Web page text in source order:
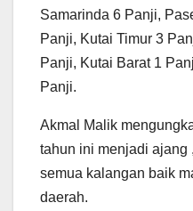
Samarinda 6 Panji,
Panji, Kutai Timur 3
Panji, Kutai Barat 1
Panji.
Akmal Malik
tahun ini menjadi ajang
semua kalangan baik
daerah.